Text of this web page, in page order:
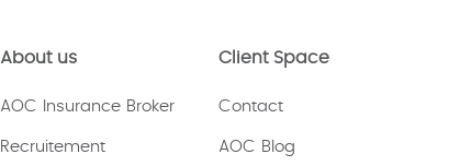
About us
AOC Insurance Broker
Recruitement
Client Space
Contact
AOC Blog